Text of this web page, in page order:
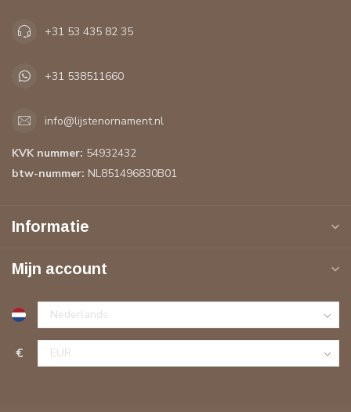
+31 53 435 82 35
+31 538511660
info@lijstenornament.nl
KVK nummer: 54932432
btw-nummer: NL851496830B01
Informatie
Mijn account
€